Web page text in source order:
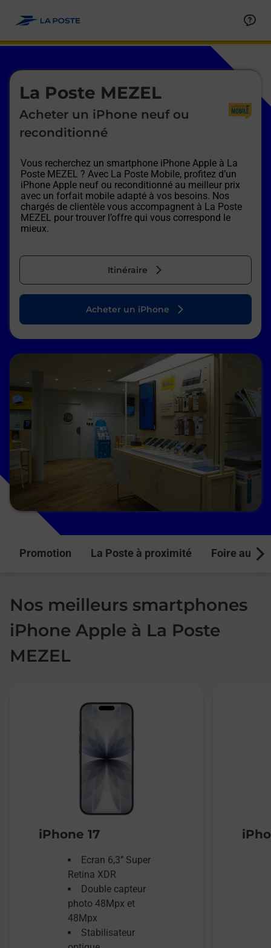
La Poste MEZEL
Acheter un iPhone neuf ou
reconditionné
Vous recherchez un smartphone iPhone Apple à La
Poste MEZEL ? Avec La Poste Mobile, profitez d’un
iPhone Apple neuf ou reconditionné au meilleur prix
avec un forfait mobile adapté à vos besoins. Nos
chargés de clientèle vous accompagnent à La Poste
MEZEL pour trouver l’offre qui vous correspond le
mieux.
Itinéraire
Le lien s'ouvre dans un nouvel onglet
Acheter un iPhone
Promotion La Poste à proximité Foire aux
Nos meilleurs smartphones
iPhone Apple à La Poste
MEZEL
iPhone 17
Ecran 6,3’’ Super
Retina XDR
Double capteur
photo 48Mpx et
48Mpx
Stabilisateur